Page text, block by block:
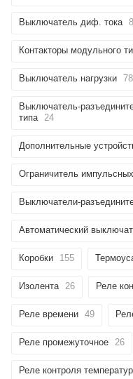
Выключатель диф. тока
Контакторы модульного
Выключатель нагрузки 78
Выключатель-
типа 24
Дополнительные
Ограничитель
Выключатели-
Автоматический
Коробки 155
Изолента 26 Реле
Реле времени 49
Реле промежуточное 26
Реле контроля